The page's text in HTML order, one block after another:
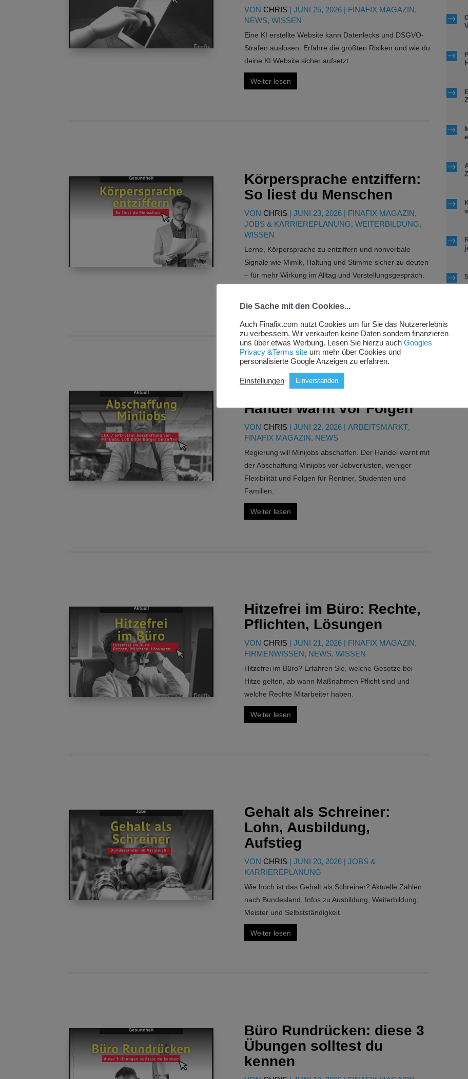
VON CHRIS| JUNI 25, 2026| FINAFIX MAGAZIN,
NEWS, WISSEN
Eine KI erstellte Website kann Datenlecks und DSGVO-
Strafen auslösen. Erfahre die größten Risiken und wie du
deine KI Website sicher aufsetzt.
Weiter lesen
Körpersprache entziffern:
So liest du Menschen
VON CHRIS| JUNI 23, 2026| FINAFIX MAGAZIN,
JOBS & KARRIEREPLANUNG, WEITERBILDUNG,
WISSEN
Lerne, Körpersprache zu entziffern und nonverbale
Signale wie Mimik, Haltung und Stimme sicher zu deuten
– für mehr Wirkung im Alltag und Vorstellungsgespräch.
Abschaffung Minijobs ?
Handel warnt vor Folgen
VON CHRIS| JUNI 22, 2026| ARBEITSMARKT,
FINAFIX MAGAZIN, NEWS
Regierung will Minijobs abschaffen. Der Handel warnt mit
der Abschaffung Minijobs vor Jobverlusten, weniger
Flexibilität und Folgen für Rentner, Studenten und
Familien.
Weiter lesen
Hitzefrei im Büro: Rechte,
Pflichten, Lösungen
VON CHRIS| JUNI 21, 2026| FINAFIX MAGAZIN,
FIRMENWISSEN, NEWS, WISSEN
Hitzefrei im Büro? Erfahren Sie, welche Gesetze bei
Hitze gelten, ab wann Maßnahmen Pflicht sind und
welche Rechte Mitarbeiter haben.
Weiter lesen
Gehalt als Schreiner:
Lohn, Ausbildung,
Aufstieg
VON CHRIS| JUNI 20, 2026| JOBS &
KARRIEREPLANUNG
Wie hoch ist das Gehalt als Schreiner? Aktuelle Zahlen
nach Bundesland, Infos zu Ausbildung, Weiterbildung,
Meister und Selbstständigkeit.
Weiter lesen
Büro Rundrücken: diese 3
Übungen solltest du
kennen
$
$
$
$
$
$
$
$
Die Sache mit den Cookies...
Auch Finafix.com nutzt Cookies um für Sie das Nutzererlebnis
zu verbessern. Wir verkaufen keine Daten sondern finanzieren
uns über etwas Werbung. Lesen Sie hierzu auch Googles
Privacy &Terms site um mehr über Cookies und
personalisierte Google Anzeigen zu erfahren.
Einstellungen Einverstanden